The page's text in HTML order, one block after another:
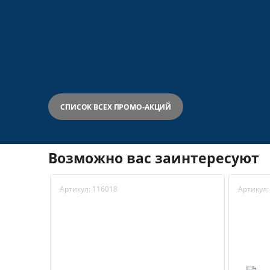
СПИСОК ВСЕХ ПРОМО-АКЦИЙ
Возможно вас заинтересуют
Артикул: 116018 Артикул: